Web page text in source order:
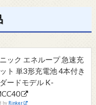
ック エネループ 急速充
ト 単3形充電池 4本付き
ードモデル K-
by Rinker